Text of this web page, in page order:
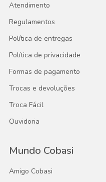
Atendimento
Regulamentos
Política de entregas
Política de privacidade
Formas de pagamento
Trocas e devoluções
Troca Fácil
Ouvidoria
Mundo Cobasi
Amigo Cobasi